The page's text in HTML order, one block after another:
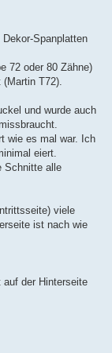
Spanplatten
72 oder 80 Zähne)
T72).
und wurde auch
wie es mal war. Ich
eiert.
Schnitte alle
viele
ist nach wie
der Hinterseite